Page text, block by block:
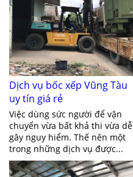
Dịch vụ bốc xếp Vũng Tàu
uy tín giá rẻ
Việc dùng sức người để vận
chuyển vừa bất khả thi vừa dễ
gây nguy hiểm. Thế nên một
trong những dịch vụ được...